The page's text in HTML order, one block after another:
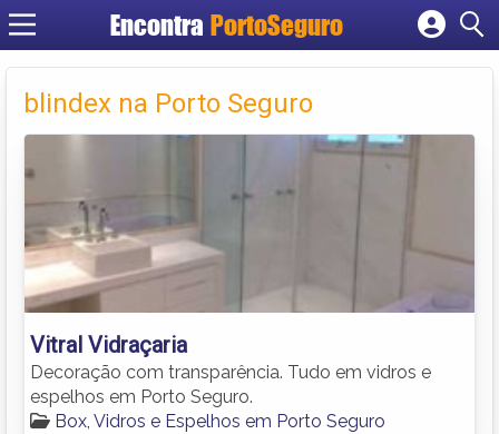
Encontra PortoSeguro
Cadastrar empresa
Criar conta
blindex na Porto Seguro
Vitral Vidraçaria
Decoração com transparência. Tudo em vidros e
espelhos em Porto Seguro.
Box, Vidros e Espelhos em Porto Seguro